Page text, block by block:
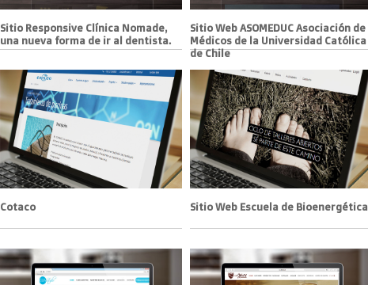
Sitio Responsive Clínica Nomade,
una nueva forma de ir al dentista.
Sitio Web ASOMEDUC Asociación de
Médicos de la Universidad Católica
de Chile
Cotaco Sitio Web Escuela de Bioenergética